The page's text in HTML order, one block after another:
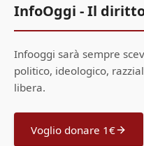
InfoOggi - Il
Infooggi sarà sempre
politico, ideologico,
libera.
Voglio donare 1€